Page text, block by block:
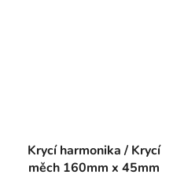
Krycí harmonika / Krycí
měch 160mm x 45mm